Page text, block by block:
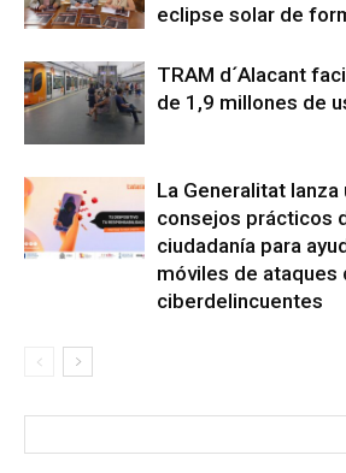
eclipse solar de
TRAM d´Alacant
de 1,9 millones de
La Generalitat lanza
consejos prácticos
ciudadanía para
móviles de ataques
ciberdelincuentes